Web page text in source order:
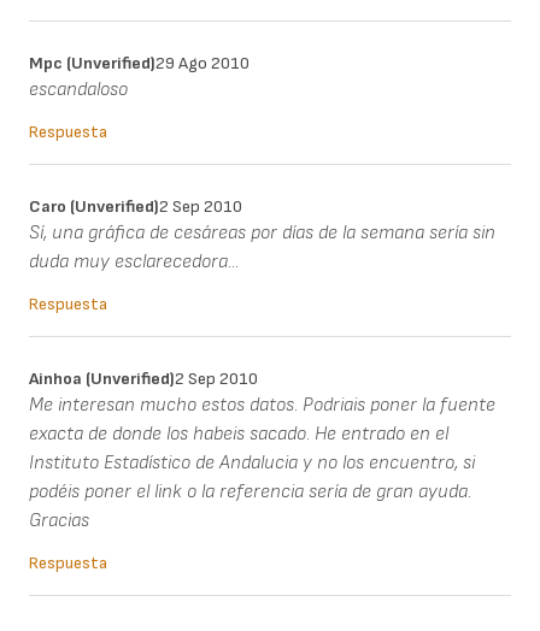
Mpc (unverified)29 Ago 2010
escandaloso
Respuesta
Caro (unverified)2 Sep 2010
Sí, una gráfica de cesáreas por días de la semana sería sin
duda muy esclarecedora...
Respuesta
Ainhoa (unverified)2 Sep 2010
Me interesan mucho estos datos. Podriais poner la fuente
exacta de donde los habeis sacado. He entrado en el
Instituto Estadístico de Andalucia y no los encuentro, si
podéis poner el link o la referencia sería de gran ayuda.
Gracias
Respuesta